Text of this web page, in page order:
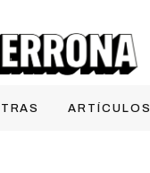
ARTÍCULOS